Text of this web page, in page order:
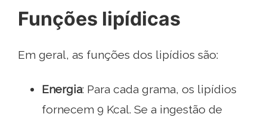
Funções lipídicas
Em geral, as funções dos lipídios são:
Energia: Para cada grama, os lipídios
fornecem 9 Kcal. Se a ingestão de